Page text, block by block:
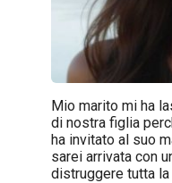
Mio marito mi ha
di nostra figlia
ha invitato al suo
sarei arrivata con
distruggere tutta